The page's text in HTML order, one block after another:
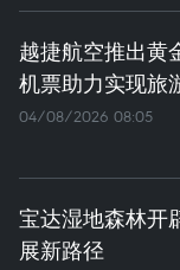
越捷航空推出黄
机票助力实现旅
04/08/2026 08:05
宝达湿地森林开
展新路径